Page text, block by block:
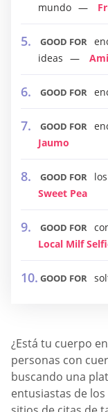
mundo
GOOD FOR
ideas
GOOD FOR
GOOD FOR
Jaumo
GOOD FOR
Sweet Pea
GOOD FOR
Local Milf
GOOD FOR
¿Está tu cuerpo
personas con
buscando una
entusiastas de